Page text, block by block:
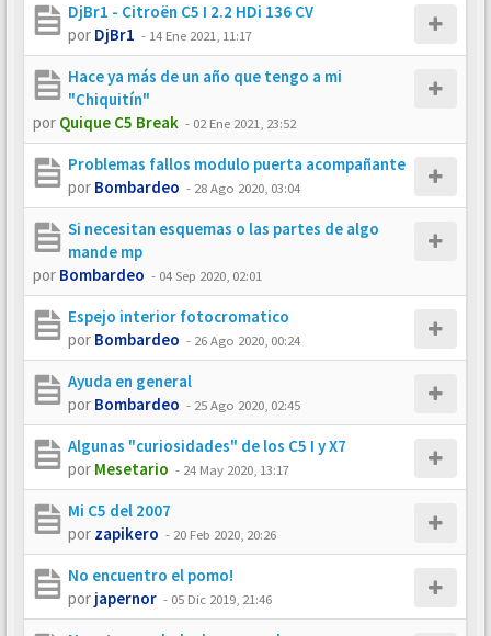
DjBr1 - Citroën C5 I 2.2 HDi 136 CV
por DjBr1 - 14 Ene 2021, 11:17
Hace ya más de un año que tengo a mi
"Chiquitín"
por Quique C5 Break - 02 Ene 2021, 23:52
Problemas fallos modulo puerta acompañante
por Bombardeo - 28 Ago 2020, 03:04
Si necesitan esquemas o las partes de algo
mande mp
por Bombardeo - 04 Sep 2020, 02:01
Espejo interior fotocromatico
por Bombardeo - 26 Ago 2020, 00:24
Ayuda en general
por Bombardeo - 25 Ago 2020, 02:45
Algunas "curiosidades" de los C5 I y X7
por Mesetario - 24 May 2020, 13:17
Mi C5 del 2007
por zapikero - 20 Feb 2020, 20:26
No encuentro el pomo!
por japernor - 05 Dic 2019, 21:46